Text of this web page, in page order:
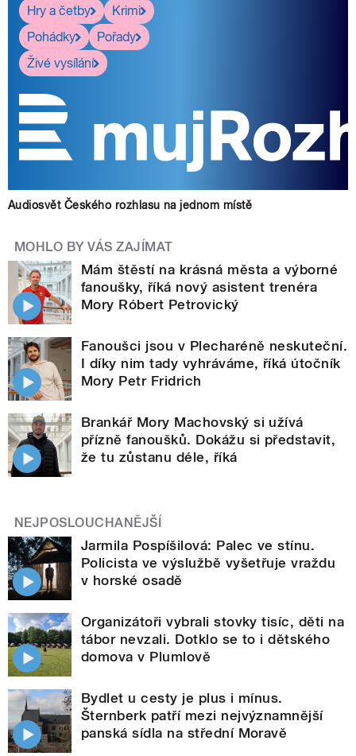
Hry a četby
Krimi
Pohádky
Pořady
Živé vysílání
Audiosvět Českého rozhlasu na jednom místě
MOHLO BY VÁS ZAJÍMAT
Mám štěstí na krásná města a výborné
fanoušky, říká nový asistent trenéra
Mory Róbert Petrovický
Fanoušci jsou v Plecharéně neskuteční.
I díky nim tady vyhráváme, říká útočník
Mory Petr Fridrich
Brankář Mory Machovský si užívá
přízně fanoušků. Dokážu si představit,
že tu zůstanu déle, říká
NEJPOSLOUCHANĚJŠÍ
Jarmila Pospíšilová: Palec ve stínu.
Policista ve výslužbě vyšetřuje vraždu
v horské osadě
Organizátoři vybrali stovky tisíc, děti na
tábor nevzali. Dotklo se to i dětského
domova v Plumlově
Bydlet u cesty je plus i mínus.
Šternberk patří mezi nejvýznamnější
panská sídla na střední Moravě